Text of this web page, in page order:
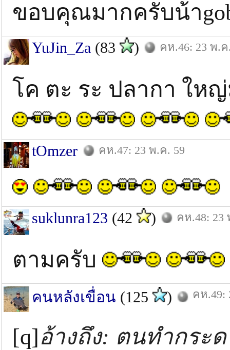
ขอบคุณมากครับน้า
YuJin_Za (83 ) คห.46: 23 พ.ค
โค ตะ ระ ปลากา ให
tOmzer คห.47: 23 พ.ค. 59
suklunra123 (42 ) คห.48: 23
ตามครับ
คนหลังเขื่อน (125 ) คห.49:
[q]อ้างถึง: ตนทำกระด